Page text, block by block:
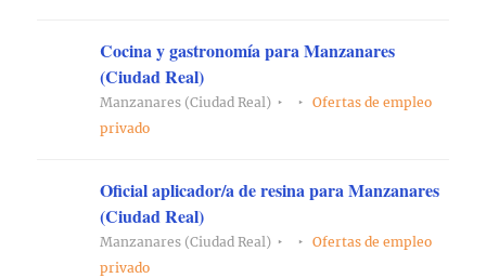
Cocina y gastronomía para Manzanares
(Ciudad Real)
Manzanares (Ciudad Real)
Ofertas de empleo
privado
Oficial aplicador/a de resina para Manzanares
(Ciudad Real)
Manzanares (Ciudad Real)
Ofertas de empleo
privado